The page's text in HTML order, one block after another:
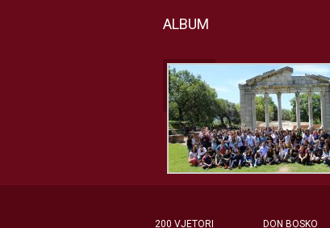
ALBUM
200 VJETORI DON BOSKO